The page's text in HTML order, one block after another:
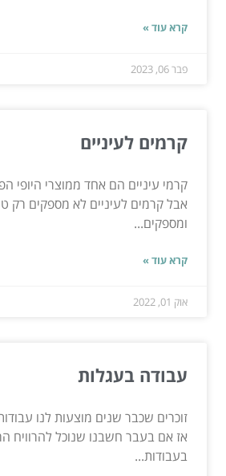
קרא עוד »
פבר 06, 2023
קרמים לעיניים
קרמי עיניים הם אחד ממוצרי היופי
אבל קרמים לעיניים לא מספקים רק
ומספקים...
קרא עוד »
אוק 01, 2022
עבודה בעגלות
זוכרים שכבר שנים מוצעות לנו
אז אם בעבר חשבנו שנוכל להרוויח
בעבודות...